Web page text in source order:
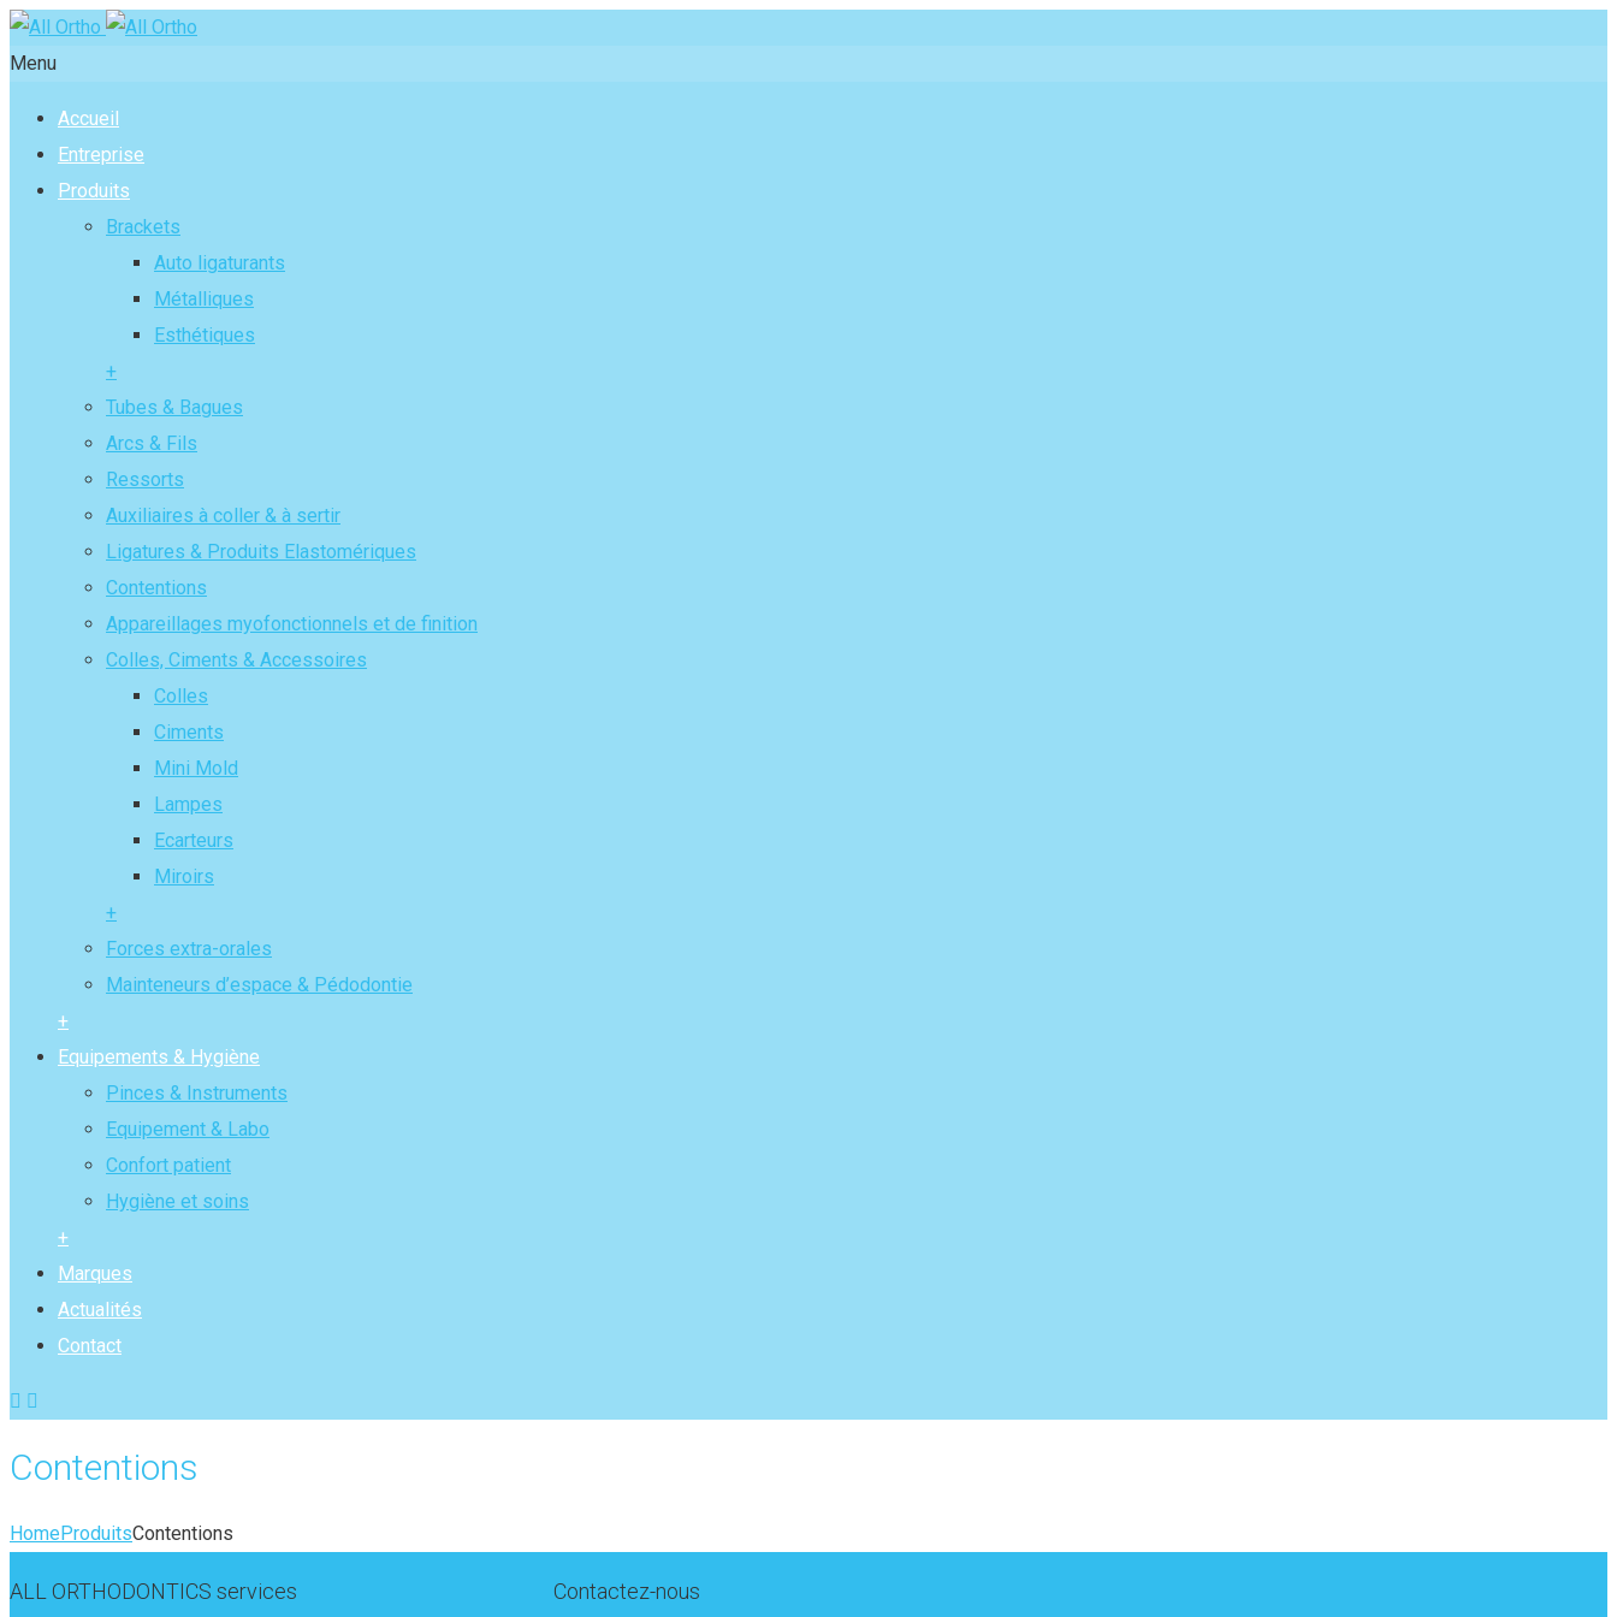
Menu
Accueil
Entreprise
Produits
Brackets
Auto ligaturants
Métalliques
Esthétiques
+
Tubes & Bagues
Arcs & Fils
Ressorts
Auxiliaires à coller & à sertir
Ligatures & Produits Elastomériques
Contentions
Appareillages myofonctionnels et de finition
Colles, Ciments & Accessoires
Colles
Ciments
Mini Mold
Lampes
Ecarteurs
Miroirs
+
Forces extra-orales
Mainteneurs d’espace & Pédodontie
+
Equipements & Hygiène
Pinces & Instruments
Equipement & Labo
Confort patient
Hygiène et soins
+
Marques
Actualités
Contact
Contentions
HomeProduitsContentions
ALL ORTHODONTICS services Contactez-nous